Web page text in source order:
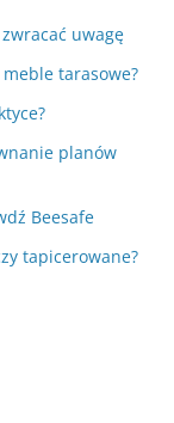
uwagę
tarasowe?
planów
Beesafe
tapicerowane?